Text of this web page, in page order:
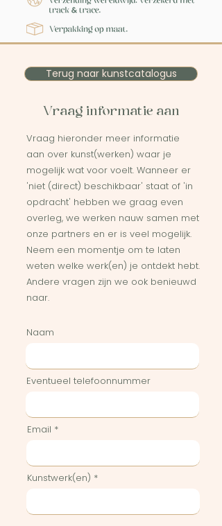
Terug naar kunstcatalogus
Vraag informatie aan
Vraag hieronder meer informatie
aan over kunst(werken) waar je
mogelijk wat voor voelt. Wanneer er
'niet (direct) beschikbaar' staat of 'in
opdracht' hebben we graag even
overleg, we werken nauw samen met
onze partners en er is veel mogelijk.
Neem een momentje om te laten
weten welke werk(en) je ontdekt hebt.
Andere vragen zijn we ook benieuwd
naar.
Naam
Eventueel telefoonnummer
Email
Kunstwerk(en)